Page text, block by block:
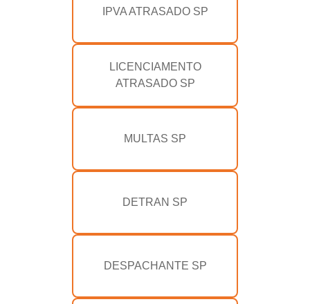
IPVA ATRASADO SP
LICENCIAMENTO
ATRASADO SP
MULTAS SP
DETRAN SP
DESPACHANTE SP